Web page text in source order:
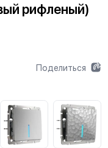
рифленый)
Поделиться